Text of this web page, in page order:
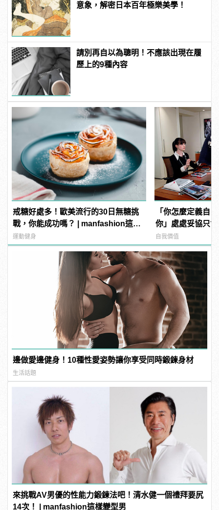
意象，解密日本百年極樂美學！
請別再自以為聰明！不應該出現在履
歷上的9種內容
戒糖好處多！歐美流行的30日無糖挑
戰，你能成功嗎？ | manfashion這樣
變型男
運動健身
「你怎麼定義自
你」處處妥協只
自我價值
邊做愛邊健身！10種性愛姿勢讓你享受同時鍛鍊身材
生活話題
來挑戰AV男優的性能力鍛鍊法吧！清水健一個禮拜要尻
14次！ | manfashion這樣變型男